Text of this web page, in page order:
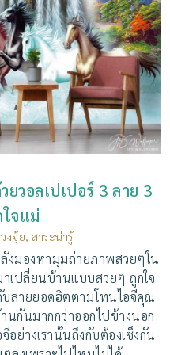
วอลเปเปอร์ 3 ลาย 3
จแม่
งจุ้ย,สาระน่ารู้
งมองหามุมถ่ายภาพสวยๆใน
ปลี่ยนบ้านแบบสวยๆ ถูกใจ
บลายยอดฮิตตามโทนไอจีคุณ
นกันมากกว่าออกไปข้างนอก
ย่างเรานั้นถึงกับต้องเซ็งกัน